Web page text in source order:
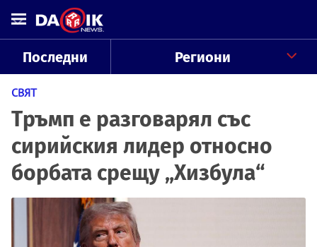
Последни Региони
СВЯТ
Тръмп е разговарял със
сирийския лидер относно
борбата срещу „Хизбула“